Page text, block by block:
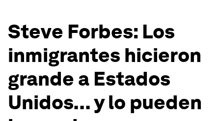
Steve Forbes: Los
inmigrantes hicieron
grande a Estados
Unidos... y lo pueden